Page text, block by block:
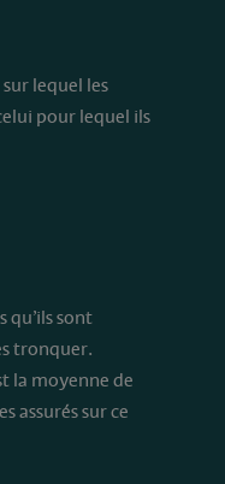
lequel les
pour lequel ils
qu’ils sont
tronquer.
la moyenne de
assurés sur ce